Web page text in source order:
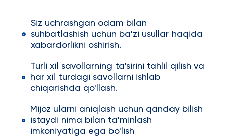
Siz uchrashgan odam bilan
suhbatlashish uchun ba'zi usullar haqida
xabardorlikni oshirish.
Turli xil savollarning ta'sirini tahlil qilish va
har xil turdagi savollarni ishlab
chiqarishda qo'llash.
Mijoz ularni aniqlash uchun qanday bilish
istaydi nima bilan ta'minlash
imkoniyatiga ega bo'lish